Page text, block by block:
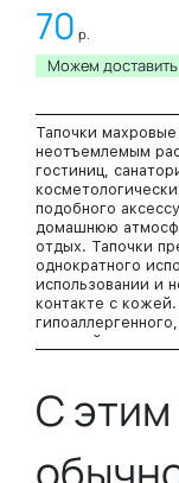
70 р.
Можем доставить
Тапочки
неотъемлемым
гостиниц,
подобного
домашнюю
отдых. Тапочки
однократного
использовании и
контакте с
внешний вид.
Мыс: махра,
Размеры:
С